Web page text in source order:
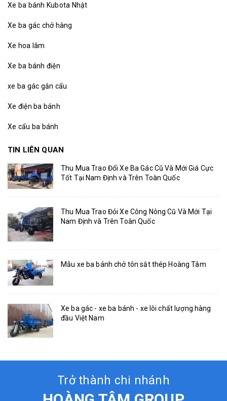
Xe ba bánh Kubota Nhật
Xe ba gác chở hàng
Xe hoa lâm
Xe ba bánh điện
xe ba gác gắn cẩu
Xe điện ba bánh
Xe cẩu ba bánh
TIN LIÊN QUAN
Thu Mua Trao Đổi Xe Ba Gác Cũ Và Mới Giá Cực
Tốt Tại Nam Định và Trên Toàn Quốc
Thu Mua Trao Đỏi Xe Công Nông Cũ Và Mới Tại
Nam Định và Trên Toàn Quốc
Mẫu xe ba bánh chở tôn sắt thép Hoàng Tâm
Xe ba gác - xe ba bánh - xe lôi chất lượng hàng
đầu Việt Nam
Trở thành chi nhánh